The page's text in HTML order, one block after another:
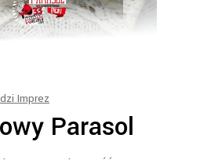
Imprez
Parasol